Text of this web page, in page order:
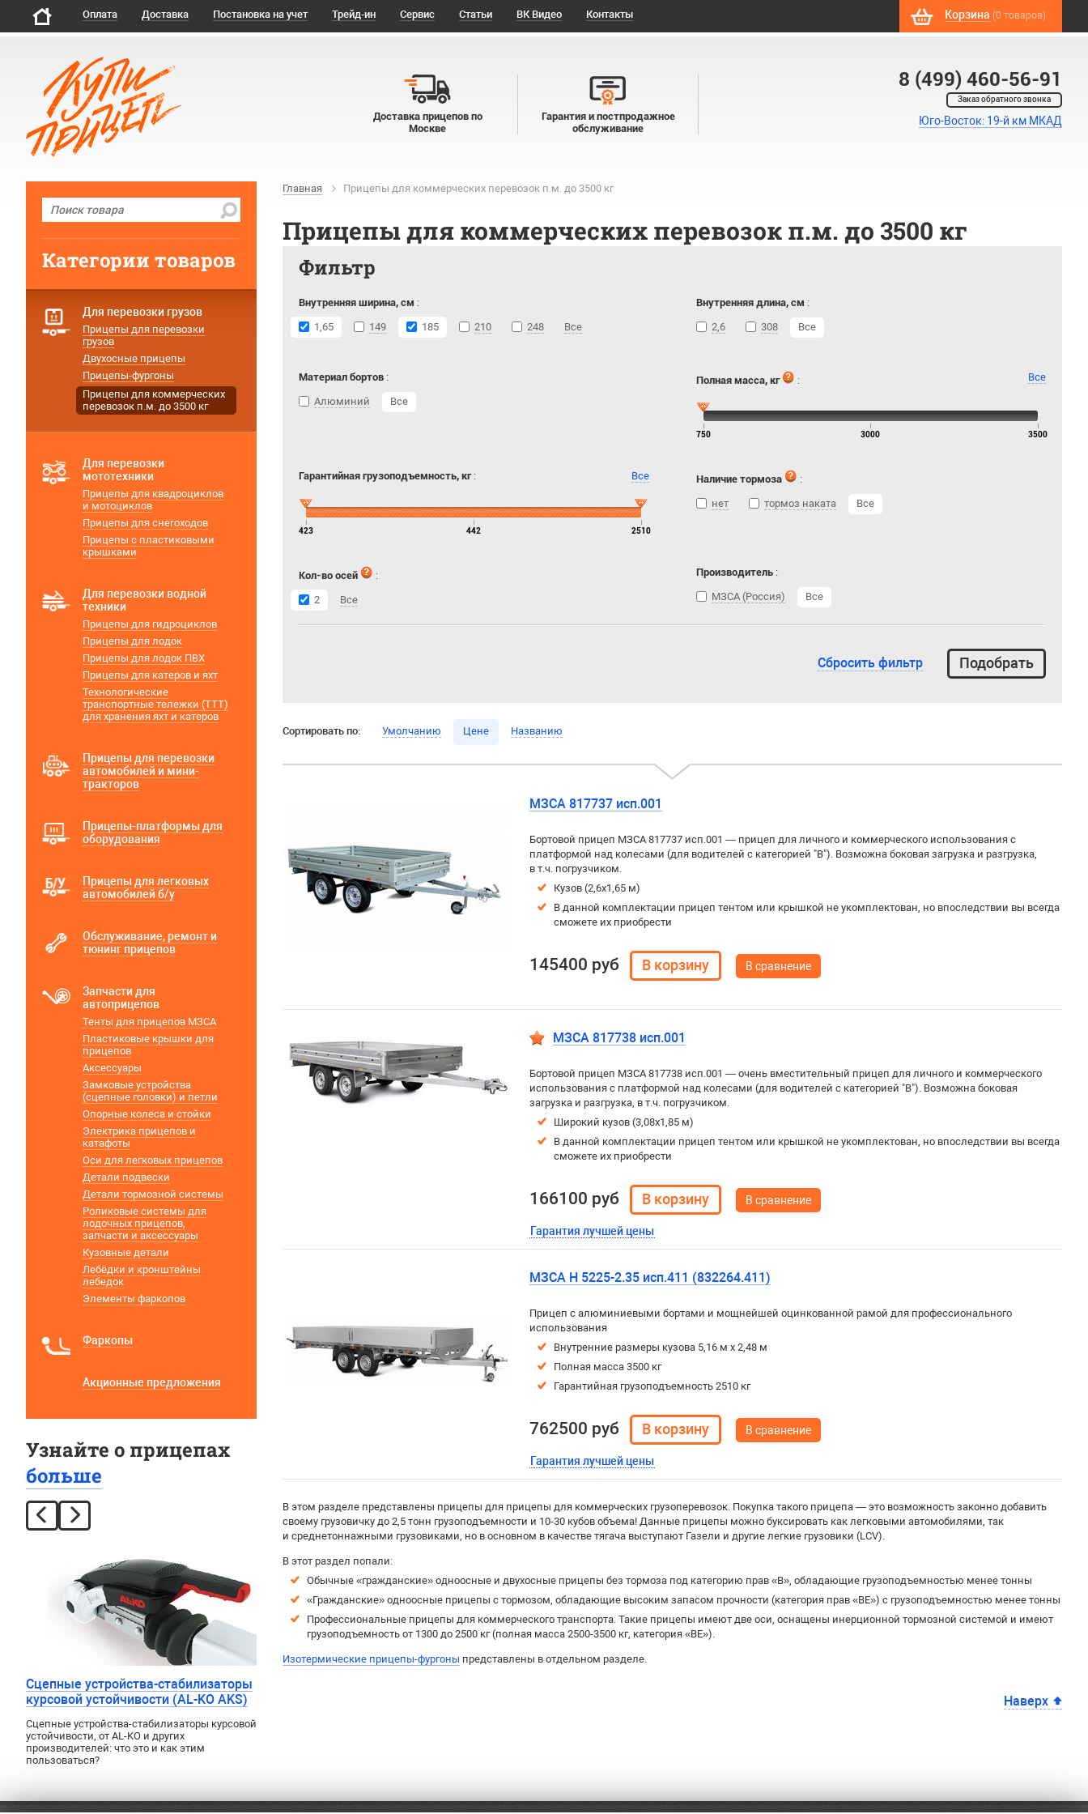
Оплата Доставка Постановка на учет Трейд-ин Сервис Статьи ВК Видео Контакты Корзина (0 товаров)
8 (499) 460-56-91
Заказ обратного звонка
Юго-Восток: 19-й км МКАД
Доставка прицепов по
Москве
Гарантия и постпродажное
обслуживание
Главная Прицепы для коммерческих перевозок п.м. до 3500 кг
Прицепы для коммерческих перевозок п.м. до 3500 кг
Фильтр
Внутренняя ширина, см :
1,65
149 185 210 248 Все
Внутренняя длина, см :
2,6
308 Все
Материал бортов :
Алюминий
Все
Полная масса, кг : Все
750 3000 3500
Гарантийная грузоподъемность, кг: Все
423 442 2510
Наличие тормоза
:
нет
тормоз наката Все
Кол-во осей
:
2
Все
Производитель:
МЗСА (Россия)
Все
Сбросить фильтр
Сортировать по: Умолчанию Цене Названию
МЗСА 817737 исп.001
Бортовой прицеп МЗСА 817737 исп.001 — прицеп для личного и коммерческого использования с
платформой над колесами (для водителей с категорией "В"). Возможна боковая загрузка и разгрузка,
в т.ч. погрузчиком.
Кузов (2,6х1,65 м)
В данной комплектации прицеп тентом или крышкой не укомплектован, но впоследствии вы всегда
сможете их приобрести
145400 руб В сравнение
МЗСА 817738 исп.001
Бортовой прицеп МЗСА 817738 исп.001 — очень вместительный прицеп для личного и коммерческого
использования с платформой над колесами (для водителей с категорией "В"). Возможна боковая
загрузка и разгрузка, в т.ч. погрузчиком.
Широкий кузов (3,08х1,85 м)
В данной комплектации прицеп тентом или крышкой не укомплектован, но впоследствии вы всегда
сможете их приобрести
166100 руб
Гарантия лучшей цены
В сравнение
МЗСА H 5225-2.35 исп.411 (832264.411)
Прицеп с алюминиевыми бортами и мощнейшей оцинкованной рамой для профессионального
использования
Внутренние размеры кузова 5,16 м х 2,48 м
Полная масса 3500 кг
Гарантийная грузоподъемность 2510 кг
762500 руб
Гарантия лучшей цены
В сравнение
В этом разделе представлены прицепы для прицепы для коммерческих грузоперевозок. Покупка такого прицепа — это возможность законно добавить
своему грузовичку до 2,5 тонн грузоподъемности и 10-30 кубов объема! Данные прицепы можно буксировать как легковыми автомобилями, так
и среднетоннажными грузовиками, но в основном в качестве тягача выступают Газели и другие легкие грузовики (LCV).
В этот раздел попали:
Обычные «гражданские» одноосные и двухосные прицепы без тормоза под категорию прав «B», обладающие грузоподъемностью менее тонны
«Гражданские» одноосные прицепы с тормозом, обладающие высоким запасом прочности (категория прав «BE») с грузоподъемностью менее тонны
Профессиональные прицепы для коммерческого транспорта. Такие прицепы имеют две оси, оснащены инерционной тормозной системой и имеют
грузоподъемность от 1300 до 2500 кг (полная масса 2500-3500 кг, категория «BE»).
Изотермические прицепы-фургоны представлены в отдельном разделе.
Наверх
Категории товаров
Для перевозки грузов
Прицепы для перевозки
грузов
Двухосные прицепы
Прицепы-фургоны
Прицепы для коммерческих
перевозок п.м. до 3500 кг
Для перевозки
мототехники
Прицепы для квадроциклов
и мотоциклов
Прицепы для снегоходов
Прицепы с пластиковыми
крышками
Для перевозки водной
техники
Прицепы для гидроциклов
Прицепы для лодок
Прицепы для лодок ПВХ
Прицепы для катеров и яхт
Технологические
транспортные тележки (ТТТ)
для хранения яхт и катеров
Прицепы для перевозки
автомобилей и мини-
тракторов
Прицепы-платформы для
оборудования
Прицепы для легковых
автомобилей б/у
Обслуживание, ремонт и
тюнинг прицепов
Запчасти для
автоприцепов
Тенты для прицепов МЗСА
Пластиковые крышки для
прицепов
Аксессуары
Замковые устройства
(сцепные головки) и петли
Опорные колеса и стойки
Электрика прицепов и
катафоты
Оси для легковых прицепов
Детали подвески
Детали тормозной системы
Роликовые системы для
лодочных прицепов,
запчасти и аксессуары
Кузовные детали
Лебёдки и кронштейны
лебедок
Элементы фаркопов
Фаркопы
Акционные предложения
Узнайте о прицепах
больше
Сцепные устройства-стабилизаторы
курсовой устойчивости (AL-KO AKS)
Сцепные устройства-стабилизаторы курсовой
устойчивости, от AL-KO и других
производителей: что это и как этим
пользоваться?